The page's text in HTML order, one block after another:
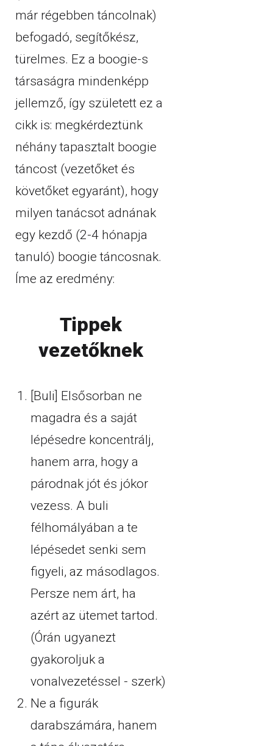
már régebben táncolnak)
befogadó, segítőkész,
türelmes. Ez a boogie-s
társaságra mindenképp
jellemző, így született ez a
cikk is: megkérdeztünk
néhány tapasztalt boogie
táncost (vezetőket és
követőket egyaránt), hogy
milyen tanácsot adnának
egy kezdő (2-4 hónapja
tanuló) boogie táncosnak.
Íme az eredmény:
Tippek
vezetőknek
[Buli] Elsősorban ne
magadra és a saját
lépésedre koncentrálj,
hanem arra, hogy a
párodnak jót és jókor
vezess. A buli
félhomályában a te
lépésedet senki sem
figyeli, az másodlagos.
Persze nem árt, ha
azért az ütemet tartod.
(Órán ugyanezt
gyakoroljuk a
vonalvezetéssel - szerk)
Ne a figurák
darabszámára, hanem